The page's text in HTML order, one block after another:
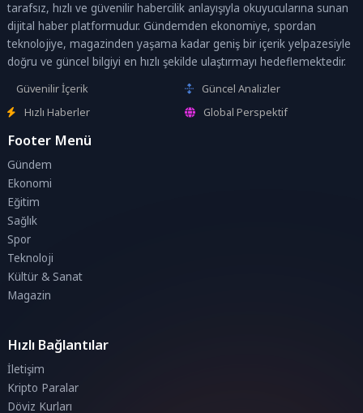
tarafsız, hızlı ve güvenilir habercilik anlayışıyla okuyucularına sunan
dijital haber platformudur. Gündemden ekonomiye, spordan
teknolojiye, magazinden yaşama kadar geniş bir içerik yelpazesiyle
doğru ve güncel bilgiyi en hızlı şekilde ulaştırmayı hedeflemektedir.
Güvenilir İçerik
Güncel Analizler
Hızlı Haberler
Global Perspektif
Footer Menü
Gündem
Ekonomi
Eğitim
Sağlık
Spor
Teknoloji
Kültür & Sanat
Magazin
Hızlı Bağlantılar
İletişim
Kripto Paralar
Döviz Kurları